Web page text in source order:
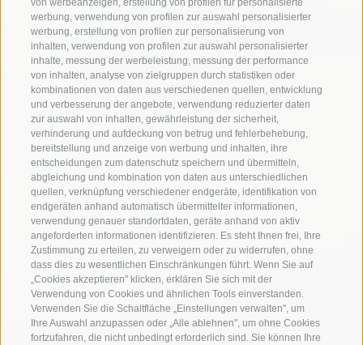
werbung, verwendung von profilen zur auswahl personalisierter
werbung, erstellung von profilen zur personalisierung von
inhalten, verwendung von profilen zur auswahl personalisierter
inhalte, messung der werbeleistung, messung der performance
von inhalten, analyse von zielgruppen durch statistiken oder
kombinationen von daten aus verschiedenen quellen, entwicklung
und verbesserung der angebote, verwendung reduzierter daten
zur auswahl von inhalten, gewährleistung der sicherheit,
verhinderung und aufdeckung von betrug und fehlerbehebung,
bereitstellung und anzeige von werbung und inhalten, ihre
entscheidungen zum datenschutz speichern und übermitteln,
abgleichung und kombination von daten aus unterschiedlichen
quellen, verknüpfung verschiedener endgeräte, identifikation von
endgeräten anhand automatisch übermittelter informationen,
verwendung genauer standortdaten, geräte anhand von aktiv
angeforderten informationen identifizieren. Es steht Ihnen frei, Ihre
Zustimmung zu erteilen, zu verweigern oder zu widerrufen, ohne
dass dies zu wesentlichen Einschränkungen führt. Wenn Sie auf
„Cookies akzeptieren" klicken, erklären Sie sich mit der
Verwendung von Cookies und ähnlichen Tools einverstanden.
Verwenden Sie die Schaltfläche „Einstellungen verwalten", um
Ihre Auswahl anzupassen oder „Alle ablehnen", um ohne Cookies
fortzufahren, die nicht unbedingt erforderlich sind. Sie können Ihre